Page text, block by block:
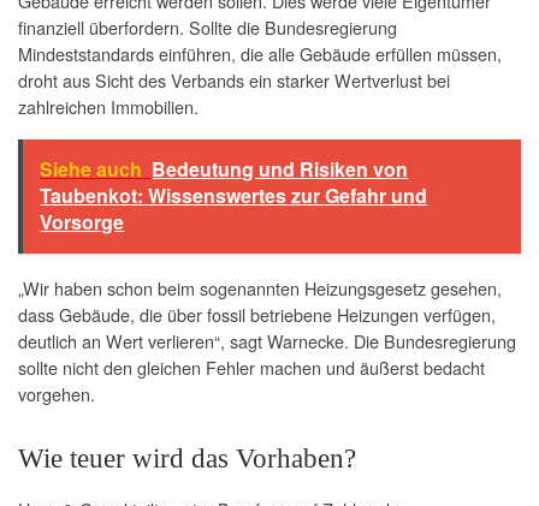
finanziell überfordern. Sollte die Bundesregierung
Mindeststandards einführen, die alle Gebäude erfüllen müssen,
droht aus Sicht des Verbands ein starker Wertverlust bei
zahlreichen Immobilien.
Siehe auch Bedeutung und Risiken von
Taubenkot: Wissenswertes zur Gefahr und
Vorsorge
„Wir haben schon beim sogenannten Heizungsgesetz gesehen,
dass Gebäude, die über fossil betriebene Heizungen verfügen,
deutlich an Wert verlieren“, sagt Warnecke. Die Bundesregierung
sollte nicht den gleichen Fehler machen und äußerst bedacht
vorgehen.
Wie teuer wird das Vorhaben?